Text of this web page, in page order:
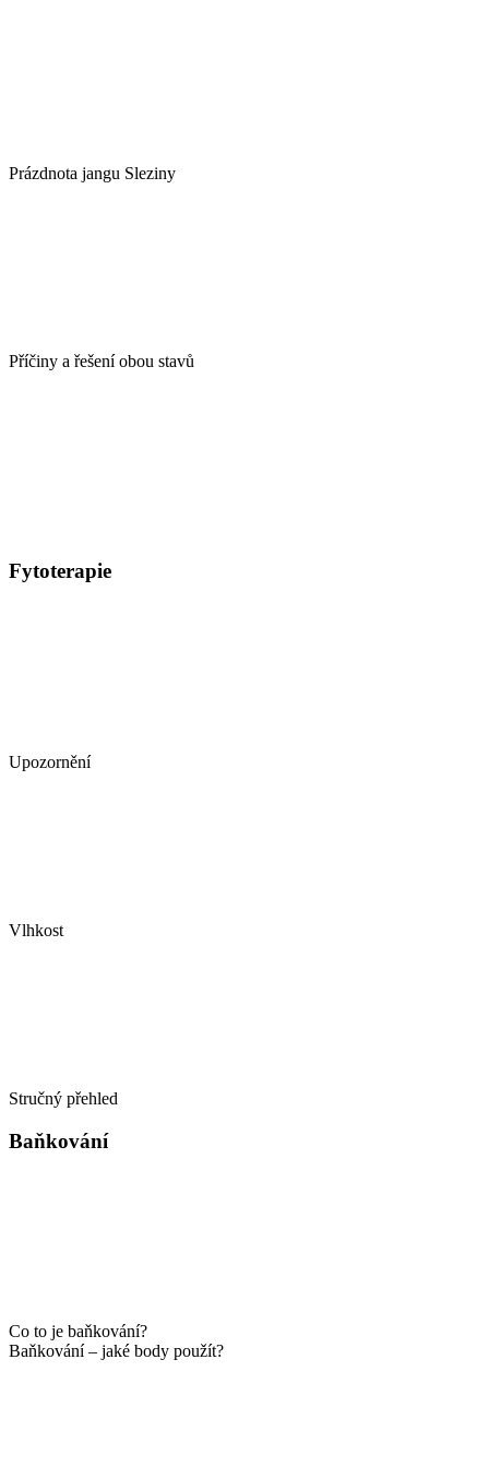
Prázdnota jangu Sleziny
Příčiny a řešení obou stavů
Fytoterapie
Upozornění
Vlhkost
Stručný přehled
Baňkování
Co to je baňkování?
Baňkování – jaké body použít?